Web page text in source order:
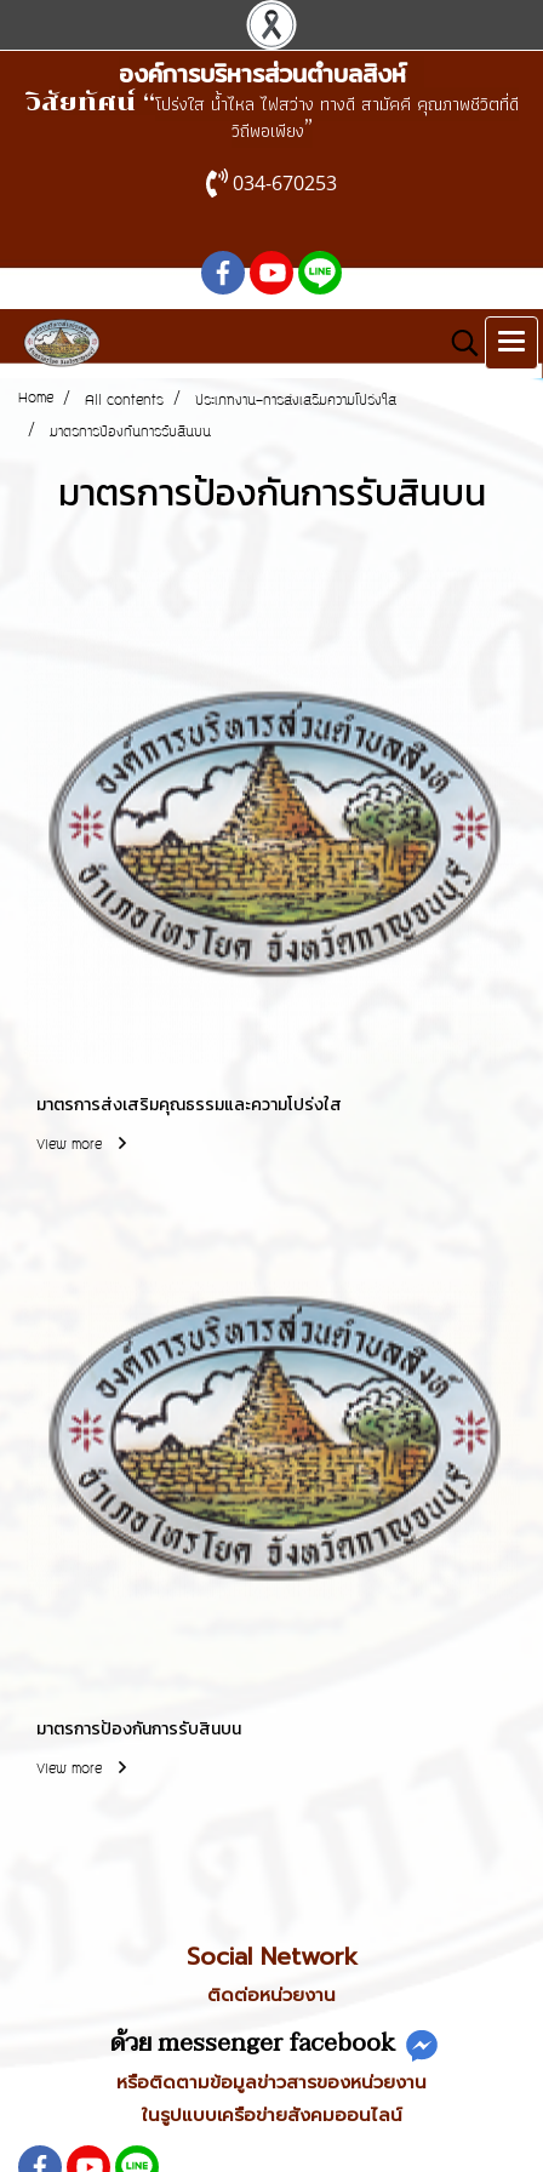
องค์การบริหารส่วนตำบลสิงห์
วิสัยทัศน์ “โปร่งใส น้ำไหล ไฟสว่าง ทางดี สามัคคี คุณภาพชีวิตที่ดี
วิถีพอเพียง”
034-670253
Home All contents ประเภทงาน-การส่งเสริมความโปร่งใส
มาตรการป้องกันการรับสินบน
มาตรการป้องกันการรับสินบน
มาตรการส่งเสริมคุณธรรมและความโปร่งใส
View more
มาตรการป้องกันการรับสินบน
View more
Social Network
ติดต่อหน่วยงาน
ด้วย messenger facebook
หรือติดตามข้อมูลข่าวสารของหน่วยงาน
ในรูปแบบเครือข่ายสังคมออนไลน์